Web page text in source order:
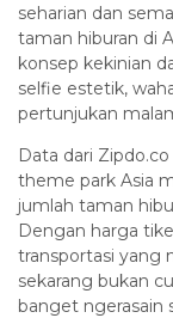
seharian dan
taman hiburan di
konsep kekinian
selfie estetik,
pertunjukan
Data dari
theme park Asia
jumlah taman
Dengan harga
transportasi yang
sekarang bukan
banget ngerasain